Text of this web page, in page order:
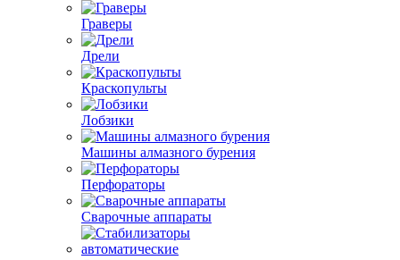
Граверы
Дрели
Краскопульты
Лобзики
Машины алмазного бурения
Перфораторы
Сварочные аппараты